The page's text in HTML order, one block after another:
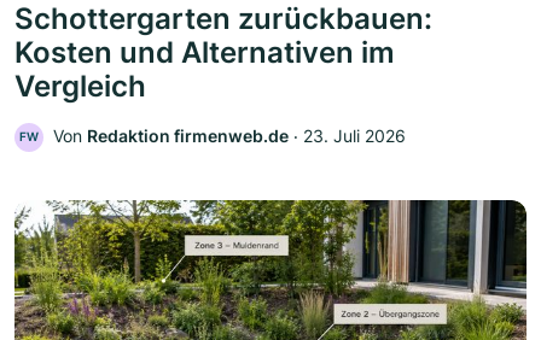
Schottergarten zurückbauen:
Kosten und Alternativen im
Vergleich
FW Von Redaktion firmenweb.de ‧ 23. Juli 2026